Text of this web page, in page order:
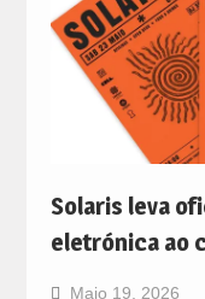
Solaris leva
eletrónica ao
Maio 19, 2026